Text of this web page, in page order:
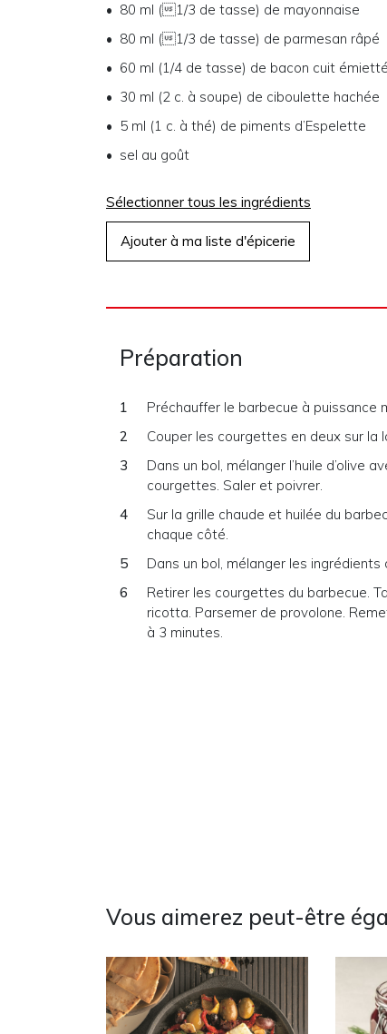
80 ml (1/3 de tasse) de mayonnaise
80 ml (1/3 de tasse) de parmesan râpé
60 ml (1/4 de tasse) de bacon cuit émietté
30 ml (2 c. à soupe) de ciboulette hachée
5 ml (1 c. à thé) de piments d’Espelette
sel au goût
Sélectionner tous les ingrédients
Ajouter à ma liste d'épicerie
Préparation
Préchauffer le barbecue à puissance
Couper les courgettes en deux sur la
Dans un bol, mélanger l’huile d’olive
courgettes. Saler et poivrer.
Sur la grille chaude et huilée du
chaque côté.
Dans un bol, mélanger les
Retirer les courgettes du barbecue.
ricotta. Parsemer de provolone.
à 3 minutes.
Vous aimerez peut-être